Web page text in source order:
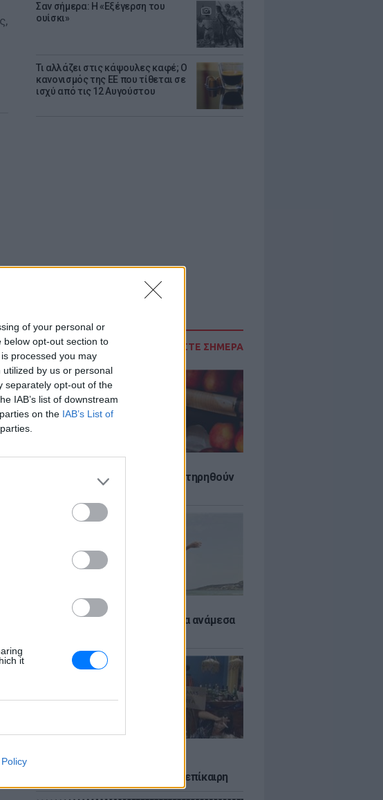
of your personal or
opt-out section to
processed you may
by us or personal
separately opt-out of the
IAB’s list of downstream
on the IAB’s List of
it
Σαν σήμερα: Η «Εξέγερση του
ουίσκι»
Τι αλλάζει στις κάψουλες καφέ; Ο
κανονισμός της ΕΕ που τίθεται σε
ισχύ από τις 12 Αυγούστου
ΔΙΑΒΑΣΤΕ ΣΗΜΕΡΑ
6 φρούτα που μπορουν να διατηρηθούν
Πώς να αποφύγεις το σύγκαμα ανάμεσα
νεοπλουτισμό και παραμένει επίκαιρη